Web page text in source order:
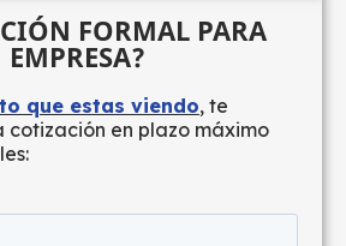
FORMAL PARA
EMPRESA?
que estas viendo, te
cotización en plazo máximo